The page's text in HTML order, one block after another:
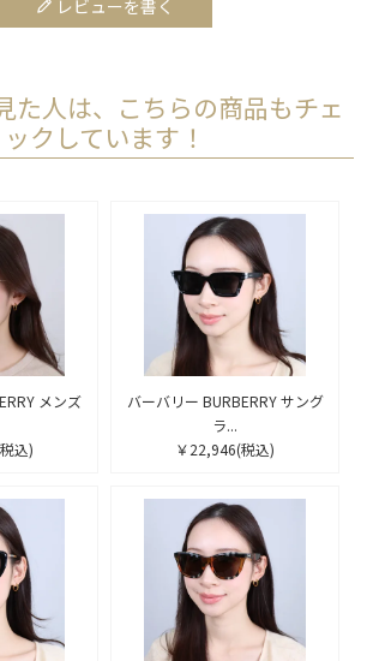
レビューを書く
た人は、こちらの商品もチェ
ックしています！
メンズ
込)
バーバリー BURBERRY サング
ラ...
￥22,946(税込)